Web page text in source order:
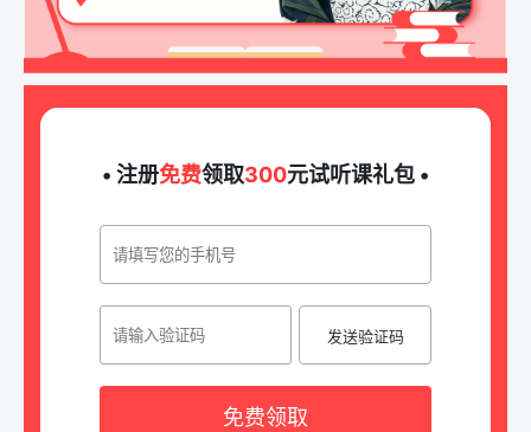
• 注册免费领取300元试听课礼包 •
发送验证码
免费领取